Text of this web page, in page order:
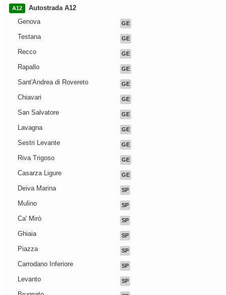
A12
Autostrada A12
Genova
GE
Testana GE
Recco GE
Rapallo GE
Sant'Andrea di Rovereto GE
Chiavari GE
San Salvatore GE
Lavagna GE
Sestri Levante GE
Riva Trigoso GE
Casarza Ligure GE
Deiva Marina SP
Mulino SP
Ca' Mirò SP
Ghiaia SP
Piazza SP
Carrodano Inferiore SP
Levanto SP